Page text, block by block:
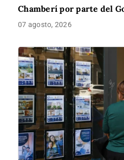
Chamberí por parte del
07 agosto, 2026